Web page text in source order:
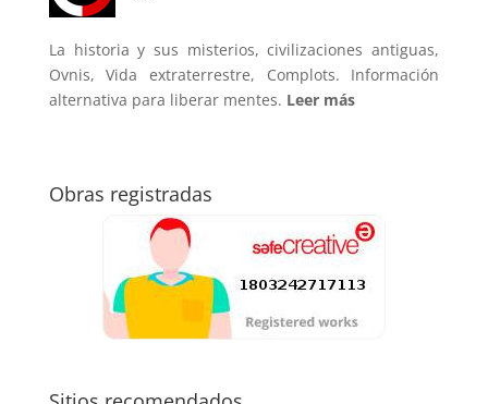
La historia y sus misterios, civilizaciones antiguas,
Ovnis, Vida extraterrestre, Complots. Información
alternativa para liberar mentes. Leer más
Obras registradas